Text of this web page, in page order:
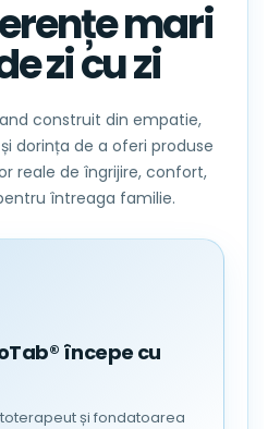
si GATA!
Designul usor si
sa depozitati rapid
cand nu il utilizati;
mari
zi cu zi
construit din empatie,
dorința de a oferi produse
reale de îngrijire, confort,
întreaga familie.
începe cu
și fondatoarea